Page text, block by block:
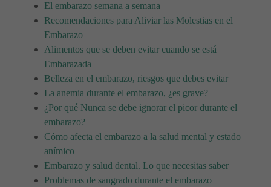
El embarazo semana a semana
Recomendaciones para Aliviar las Molestias en el
Embarazo
Alimentos que se deben evitar cuando se está
Embarazada
Belleza en el embarazo, riesgos que debes evitar
La anemia durante el embarazo, ¿es grave?
¿Por qué Nunca se debe ignorar el picor durante el
embarazo?
Cómo afecta el embarazo a la salud mental y estado
anímico
Embarazo y salud dental. Lo que necesitas saber
Problemas de sangrado durante el embarazo